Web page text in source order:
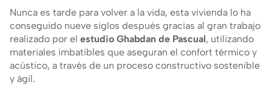
Nunca es tarde para volver a la vida, esta vivienda lo ha
conseguido nueve siglos después gracias al gran trabajo
realizado por el estudio Ghabdan de Pascual, utilizando
materiales imbatibles que aseguran el confort térmico y
acústico, a través de un proceso constructivo sostenible
y ágil.